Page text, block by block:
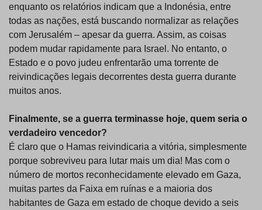
enquanto os relatórios indicam que a Indonésia, entre
todas as nações, está buscando normalizar as relações
com Jerusalém – apesar da guerra. Assim, as coisas
podem mudar rapidamente para Israel. No entanto, o
Estado e o povo judeu enfrentarão uma torrente de
reivindicações legais decorrentes desta guerra durante
muitos anos.
Finalmente, se a guerra terminasse hoje, quem seria o
verdadeiro vencedor?
É claro que o Hamas reivindicaria a vitória, simplesmente
porque sobreviveu para lutar mais um dia! Mas com o
número de mortos reconhecidamente elevado em Gaza,
muitas partes da Faixa em ruínas e a maioria dos
habitantes de Gaza em estado de choque devido a seis